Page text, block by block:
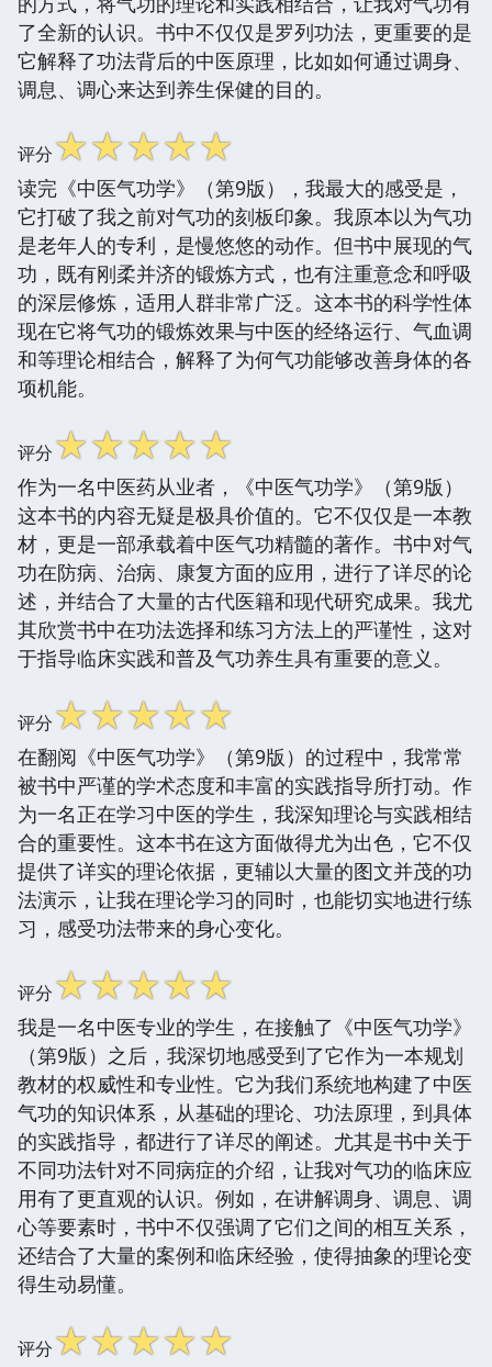
了全新的认识。书中不仅仅是罗列功法，更重要的是
它解释了功法背后的中医原理，比如如何通过调身、
调息、调心来达到养生保健的目的。
评分☆☆☆☆☆
读完《中医气功学》（第9版），我最大的感受是，
它打破了我之前对气功的刻板印象。我原本以为气功
是老年人的专利，是慢悠悠的动作。但书中展现的气
功，既有刚柔并济的锻炼方式，也有注重意念和呼吸
的深层修炼，适用人群非常广泛。这本书的科学性体
现在它将气功的锻炼效果与中医的经络运行、气血调
和等理论相结合，解释了为何气功能够改善身体的各
项机能。
评分☆☆☆☆☆
作为一名中医药从业者，《中医气功学》（第9版）
这本书的内容无疑是极具价值的。它不仅仅是一本教
材，更是一部承载着中医气功精髓的著作。书中对气
功在防病、治病、康复方面的应用，进行了详尽的论
述，并结合了大量的古代医籍和现代研究成果。我尤
其欣赏书中在功法选择和练习方法上的严谨性，这对
于指导临床实践和普及气功养生具有重要的意义。
评分☆☆☆☆☆
在翻阅《中医气功学》（第9版）的过程中，我常常
被书中严谨的学术态度和丰富的实践指导所打动。作
为一名正在学习中医的学生，我深知理论与实践相结
合的重要性。这本书在这方面做得尤为出色，它不仅
提供了详实的理论依据，更辅以大量的图文并茂的功
法演示，让我在理论学习的同时，也能切实地进行练
习，感受功法带来的身心变化。
评分☆☆☆☆☆
我是一名中医专业的学生，在接触了《中医气功学》
（第9版）之后，我深切地感受到了它作为一本规划
教材的权威性和专业性。它为我们系统地构建了中医
气功的知识体系，从基础的理论、功法原理，到具体
的实践指导，都进行了详尽的阐述。尤其是书中关于
不同功法针对不同病症的介绍，让我对气功的临床应
用有了更直观的认识。例如，在讲解调身、调息、调
心等要素时，书中不仅强调了它们之间的相互关系，
还结合了大量的案例和临床经验，使得抽象的理论变
得生动易懂。
评分☆☆☆☆☆